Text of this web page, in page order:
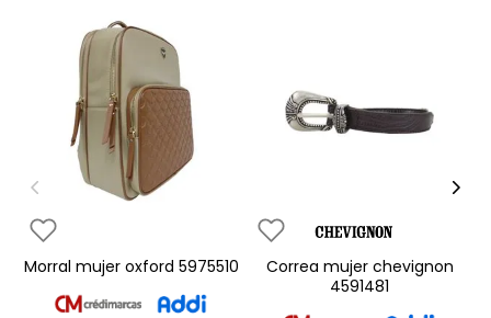
morral mujer oxford 5975510
correa mujer chevignon
4591481